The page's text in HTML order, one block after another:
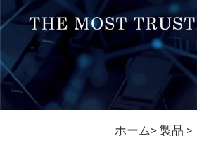
ホーム> 製品 >